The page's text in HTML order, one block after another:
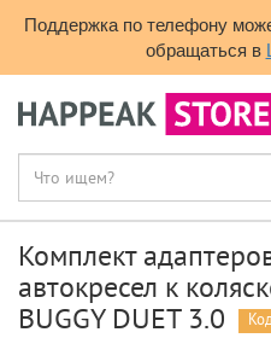
Поддержка по телефону
обращаться в
Комплект
автокресел к
BUGGY DUET 3.0